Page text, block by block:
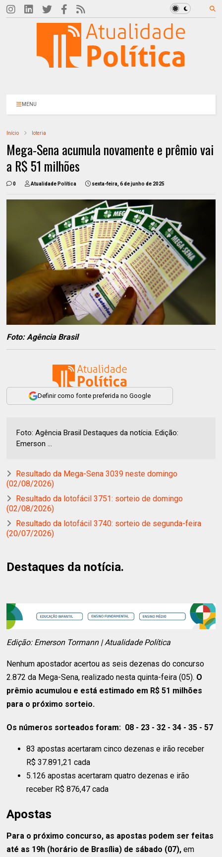
MENU
Início loteria
Mega-Sena acumula novamente e prêmio vai
a R$ 51 milhões
0 Atualidade Política sexta-feira, 6 de junho de 2025
Foto: Agência Brasil
Definir como fonte preferida no Google
Foto: Agência Brasil Destaques da notícia. Edição:
Emerson ...
Resultado da Mega-Sena 3039 neste domingo
(02/08/2026)
Resultado da lotofácil 3751: sorteio de domingo
(02/08/2026)
Resultado da lotofácil 3740: sorteio de segunda-feira
(20/07/2026)
Destaques da notícia.
Edição: Emerson Tormann | Atualidade Política
Nenhum apostador acertou as seis dezenas do concurso
2.872 da Mega-Sena, realizado nesta quinta-feira (05). O
prêmio acumulou e está estimado em R$ 51 milhões
para o próximo sorteio.
Os números sorteados foram: 08 - 23 - 32 - 34 - 35 - 57
83 apostas acertaram cinco dezenas e irão receber
R$ 37.891,21 cada
5.126 apostas acertaram quatro dezenas e irão
receber R$ 876,47 cada
Apostas
Para o próximo concurso, as apostas podem ser feitas
até as 19h (horário de Brasília) de sábado (07),em